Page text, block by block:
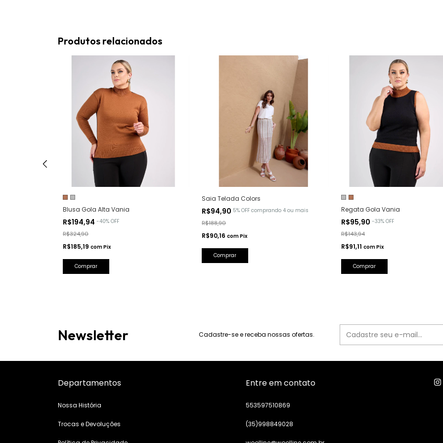
Produtos relacionados
Blusa Gola Alta Vania
R$194,94 -40% OFF
R$324,90
R$185,19 comPix
Comprar
Saia Telada Colors
R$94,90 5% OFF comprando 4 ou mais
R$188,90
R$90,16comPix
Comprar
Regata Gola Vania
R$95,90 -33% OFF
R$143,94
R$91,11 comPix
Comprar
Newsletter Cadastre-se e receba nossas ofertas.
Departamentos
Nossa História
Trocas e Devoluções
Entre em contato
553597510869
(35)998849028